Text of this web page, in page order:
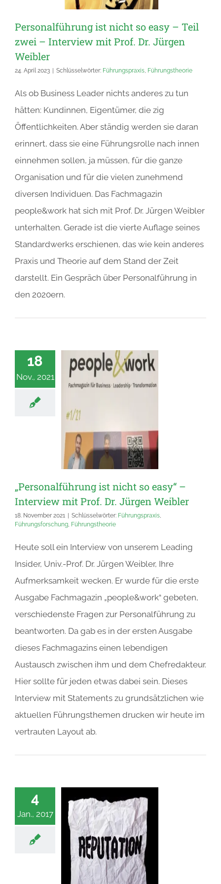
Personalführung ist nicht so easy – Teil
zwei – Interview mit Prof. Dr. Jürgen
Weibler
24. April 2023 Schlüsselwörter: Führungspraxis, Führungstheorie
Als ob Business Leader nichts anderes zu tun
hätten: Kundinnen, Eigentümer, die zig
Öffentlichkeiten. Aber ständig werden sie daran
erinnert, dass sie eine Führungsrolle nach innen
einnehmen sollen, ja müssen, für die ganze
Organisation und für die vielen zunehmend
diversen Individuen. Das Fachmagazin
people&work hat sich mit Prof. Dr. Jürgen Weibler
unterhalten. Gerade ist die vierte Auflage seines
Standardwerks erschienen, das wie kein anderes
Praxis und Theorie auf dem Stand der Zeit
darstellt. Ein Gespräch über Personalführung in
den 2020ern.
18
Nov., 2021
„Personalführung ist nicht so easy“ –
Interview mit Prof. Dr. Jürgen Weibler
18. November 2021 Schlüsselwörter: Führungspraxis,
Führungsforschung, Führungstheorie
Heute soll ein Interview von unserem Leading
Insider, Univ.-Prof. Dr. Jürgen Weibler, Ihre
Aufmerksamkeit wecken. Er wurde für die erste
Ausgabe Fachmagazin „people&work“ gebeten,
verschiedenste Fragen zur Personalführung zu
beantworten. Da gab es in der ersten Ausgabe
dieses Fachmagazins einen lebendigen
Austausch zwischen ihm und dem Chefredakteur.
Hier sollte für jeden etwas dabei sein. Dieses
Interview mit Statements zu grundsätzlichen wie
aktuellen Führungsthemen drucken wir heute im
vertrauten Layout ab.
4
Jan., 2017